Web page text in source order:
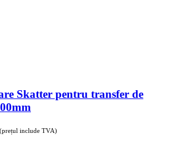
Skatter pentru transfer de
Interval
(prețul include TVA)